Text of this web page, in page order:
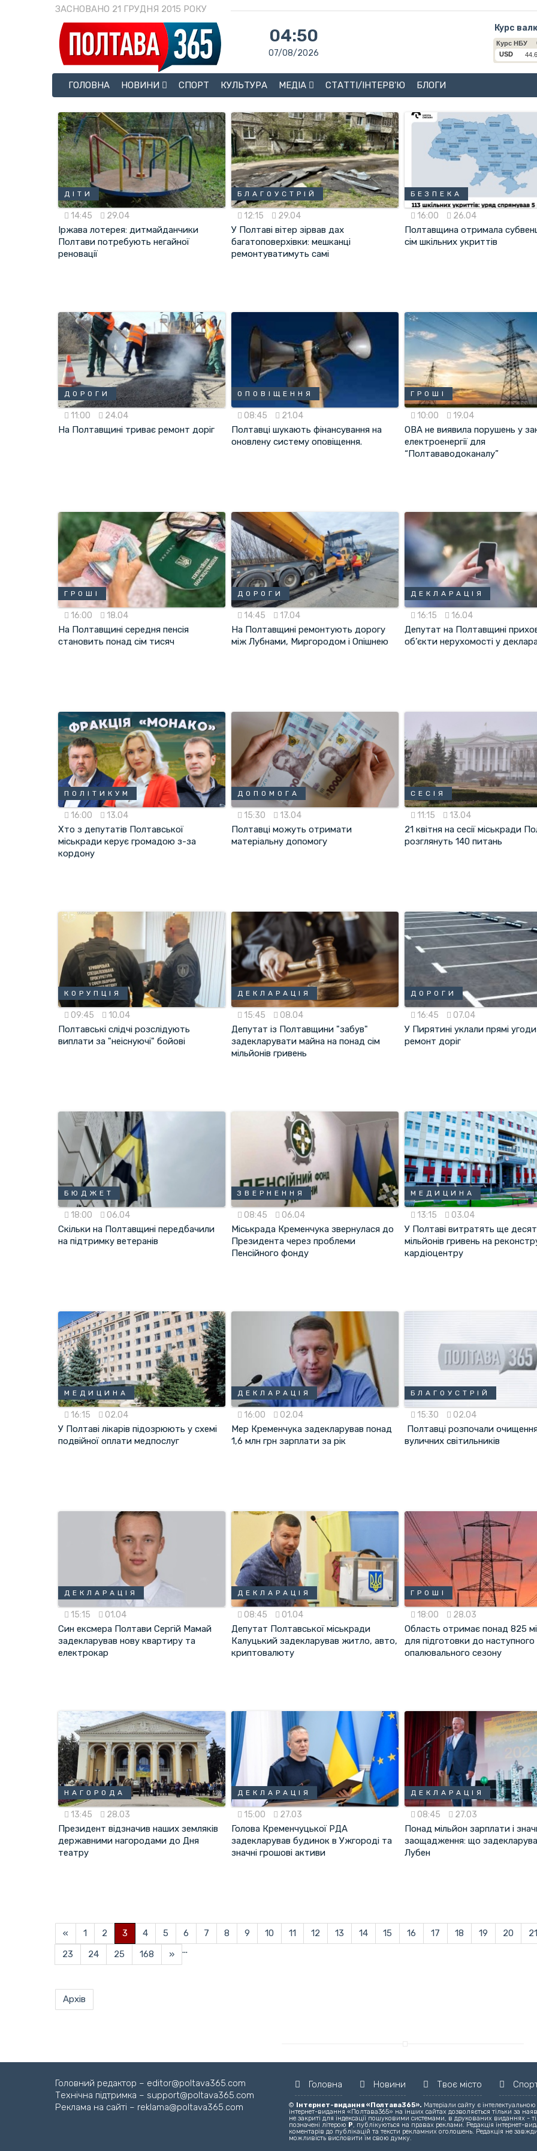
ЗАСНОВАНО 21 ГРУДНЯ 2015 РОКУ
04:50
07/08/2026
Курс
ГОЛОВНА НОВИНИ СПОРТ КУЛЬТУРА МЕДІА СТАТТІ/ІНТЕРВ'Ю БЛОГИ
ДІТИ
14:45 29.04
Іржава лотерея: дитмайданчики
Полтави потребують негайної
реновації
БЛАГОУСТРІЙ
12:15 29.04
У Полтаві вітер зірвав дах
багатоповерхівки: мешканці
ремонтуватимуть самі
БЕЗПЕКА
16:00 26.04
Полтавщина отримала
сім шкільних укриттів
ДОРОГИ
11:00 24.04
На Полтавщині триває ремонт доріг
ОПОВІЩЕННЯ
08:45 21.04
Полтавці шукають фінансування на
оновлену систему оповіщення.
ГРОШІ
10:00 19.04
ОВА не виявила порушень у
електроенергії для
“Полтававодоканалу”
ГРОШІ
16:00 18.04
На Полтавщині середня пенсія
становить понад сім тисяч
ДОРОГИ
14:45 17.04
На Полтавщині ремонтують дорогу
між Лубнами, Миргородом і Опішнею
ДЕКЛАРАЦІЯ
16:15 16.04
Депутат на Полтавщині
об’єкти нерухомості у
ПОЛІТИКУМ
16:00 13.04
Хто з депутатів Полтавської
міськради керує громадою з-за
кордону
ДОПОМОГА
15:30 13.04
Полтавці можуть отримати
матеріальну допомогу
СЕСІЯ
11:15 13.04
21 квітня на сесії міськради
розглянуть 140 питань
КОРУПЦІЯ
09:45 10.04
Полтавські слідчі розслідують
виплати за "неіснуючі" бойові
ДЕКЛАРАЦІЯ
15:45 08.04
Депутат із Полтавщини "забув"
задекларувати майна на понад сім
мільйонів гривень
ДОРОГИ
16:45 07.04
У Пирятині уклали прямі
ремонт доріг
БЮДЖЕТ
18:00 06.04
Скільки на Полтавщині передбачили
на підтримку ветеранів
ЗВЕРНЕННЯ
08:45 06.04
Міськрада Кременчука звернулася до
Президента через проблеми
Пенсійного фонду
МЕДИЦИНА
13:15 03.04
У Полтаві витратять ще
мільйонів гривень на
кардіоцентру
МЕДИЦИНА
16:15 02.04
У Полтаві лікарів підозрюють у схемі
подвійної оплати медпослуг
ДЕКЛАРАЦІЯ
16:00 02.04
Мер Кременчука задекларував понад
1,6 млн грн зарплати за рік
БЛАГОУСТРІЙ
15:30 02.04
Полтавці розпочали
вуличних світильників
ДЕКЛАРАЦІЯ
15:15 01.04
Син ексмера Полтави Сергій Мамай
задекларував нову квартиру та
електрокар
ДЕКЛАРАЦІЯ
08:45 01.04
Депутат Полтавської міськради
Калуцький задекларував житло, авто,
криптовалюту
ГРОШІ
18:00 28.03
Область отримає понад 825
для підготовки до наступного
опалювального сезону
НАГОРОДА
13:45 28.03
Президент відзначив наших земляків
державними нагородами до Дня
театру
ДЕКЛАРАЦІЯ
15:00 27.03
Голова Кременчуцької РДА
задекларував будинок в Ужгороді та
значні грошові активи
ДЕКЛАРАЦІЯ
08:45 27.03
Понад мільйон зарплати і
заощадження: що
Лубен
« 1 2 3 4 5 6 7 8 9 10 11 12 13 14 15 16 17 18 19 20
21
23
24 25 ...
168 »
Архів
Головний редактор – editor@poltava365.com
Технічна підтримка – support@poltava365.com
Реклама на сайті – reklama@poltava365.com
Головна Новини Твоє місто
© Інтернет-видання «Полтава365». Матеріали сайту є
інтернет-видання «Полтава365» на інших сайтах дозволяється тільки за
не закриті для індексації пошуковими системами, в друкованих виданнях -
позначені літерою Р, публікуються на правах реклами. Редакція інтернет-
коментарів до публікацій та тексти рекламних оголошень. Редакція не
можливість висловити їм свою думку.